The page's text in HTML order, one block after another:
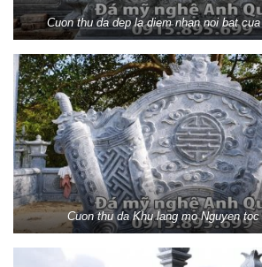
Cuon thu da dep la diem nhan noi bat
Cuon thu da Khu lang mo Nguyen